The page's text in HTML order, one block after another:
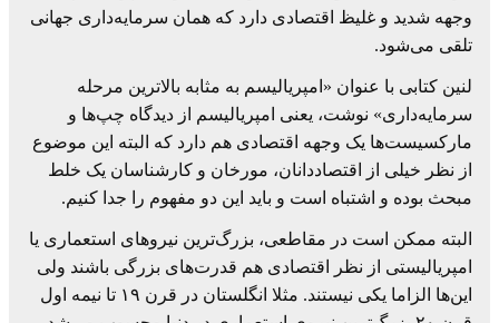
وجهه شدید و غلیظ اقتصادی دارد که همان سرمایه‌داری جهانی
تلقی می‌شود.
لنین کتابی با عنوان «امپریالیسم به مثابه بالاترین مرحله
سرمایه‌داری» نوشت، یعنی امپریالیسم از دیدگاه چپ‌ها و
مارکسیست‌ها یک وجهه اقتصادی هم دارد که البته این موضوع
از نظر خیلی از اقتصاددانان، مورخان و کارشناسان یک خلط
مبحث بوده و اشتباه است و باید این دو مفهوم را جدا کنیم.
البته ممکن است در مقاطعی، بزرگ‌ترین نیروهای استعماری یا
امپریالیستی از نظر اقتصادی هم قدرت‌های بزرگی باشند ولی
این‌ها الزاما یکی نیستند. مثلا انگلستان در قرن ۱۹ تا نیمه اول